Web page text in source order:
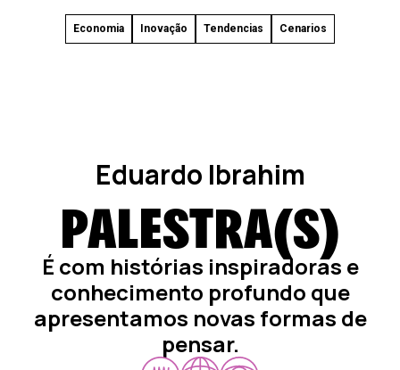
Economia Inovação Tendencias Cenarios
Eduardo Ibrahim
PALESTRA(S)
É com histórias inspiradoras e
conhecimento profundo que
apresentamos novas formas de
pensar.